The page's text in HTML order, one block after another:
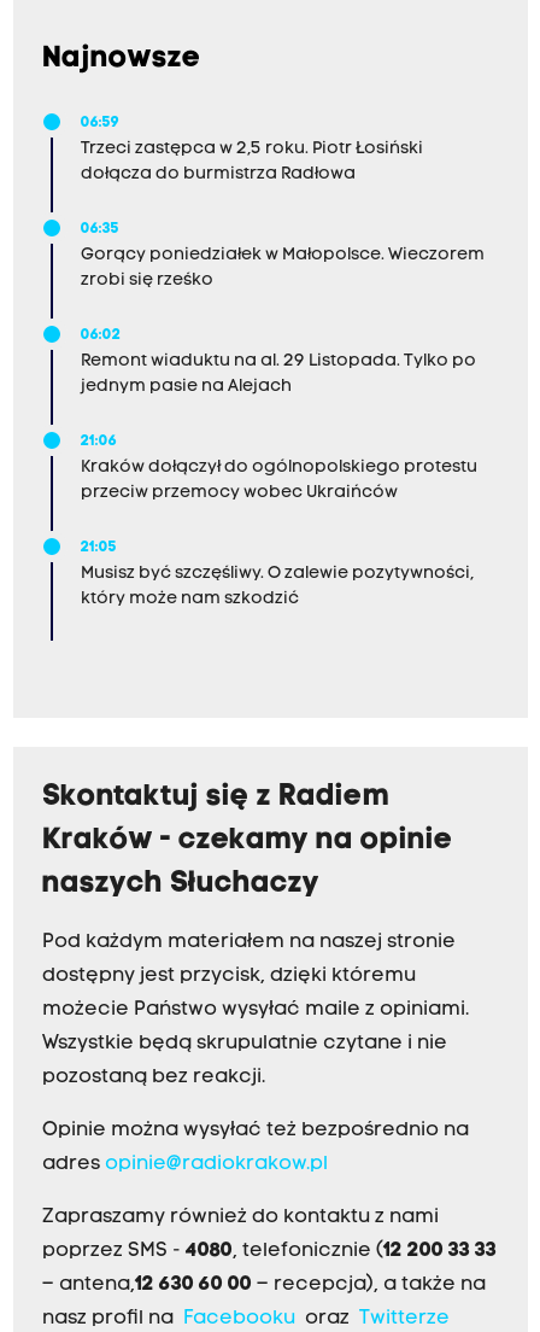
Najnowsze
06:59
Trzeci zastępca w 2,5 roku. Piotr Łosiński
dołącza do burmistrza Radłowa
06:35
Gorący poniedziałek w Małopolsce. Wieczorem
zrobi się rześko
06:02
Remont wiaduktu na al. 29 Listopada. Tylko po
jednym pasie na Alejach
21:06
Kraków dołączył do ogólnopolskiego protestu
przeciw przemocy wobec Ukraińców
21:05
Musisz być szczęśliwy. O zalewie pozytywności,
który może nam szkodzić
Skontaktuj się z Radiem
Kraków - czekamy na opinie
naszych Słuchaczy
Pod każdym materiałem na naszej stronie
dostępny jest przycisk, dzięki któremu
możecie Państwo wysyłać maile z opiniami.
Wszystkie będą skrupulatnie czytane i nie
pozostaną bez reakcji.
Opinie można wysyłać też bezpośrednio na
adres opinie@radiokrakow.pl
Zapraszamy również do kontaktu z nami
poprzez SMS - 4080, telefonicznie (12 200 33 33
– antena,12 630 60 00 – recepcja), a także na
nasz profil na Facebookuoraz Twitterze